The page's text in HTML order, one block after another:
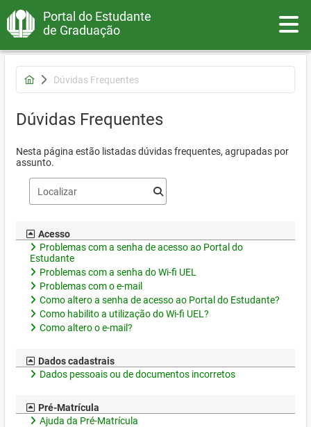
Portal do Estudante
de Graduação
Dúvidas Frequentes
Dúvidas Frequentes
Nesta página estão listadas dúvidas frequentes, agrupadas por
assunto.
Acesso
Problemas com a senha de acesso ao Portal do
Estudante
Problemas com a senha do Wi-fi UEL
Problemas com o e-mail
Como altero a senha de acesso ao Portal do Estudante?
Como habilito a utilização do Wi-fi UEL?
Como altero o e-mail?
Dados cadastrais
Dados pessoais ou de documentos incorretos
Pré-Matrícula
Ajuda da Pré-Matrícula